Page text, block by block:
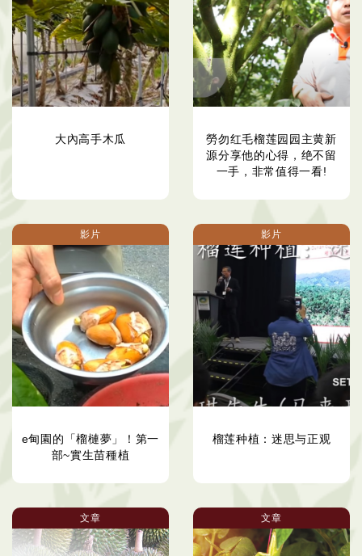
大內高手木瓜
勞勿红毛榴莲园园主黄新
源分享他的心得，绝不留
一手，非常值得一看!
影片
e甸園的「榴槤夢」！第一
部~實生苗種植
影片
榴莲种植：迷思与正观
文章 文章